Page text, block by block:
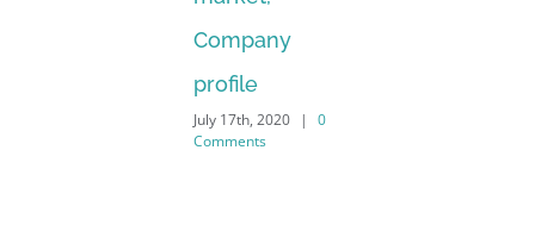
Company
profile
July 17th, 2020 |
0
Comments